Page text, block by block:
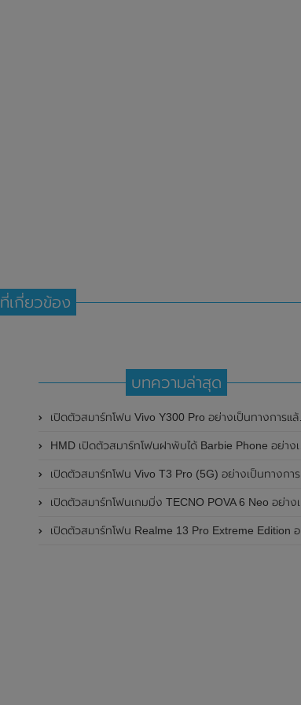
เกี่ยวข้อง
บทความล่าสุด
เปิดตัวสมาร์ทโฟน Vivo Y300 Pro อย่างเป็นทางการแล้วในประเทศจีน มาพร้อมดีไซน์พรีเมี่ยม ทนทาน และแบตเตอรี่สุดอึดขนาดใหญ่ 6,500mAh พร้อมรองรับการชาร์จไว 80W
HMD เปิดตัวสมาร์ทโฟนฝาพับได้ Barbie Phone อย่างเป็นทางการแล้ว มาพร้อมธีมสีชมพูสดใส
เปิดตัวสมาร์ทโฟน Vivo T3 Pro (5G) อย่างเป็นทางการแล้วในประเทศอินเดีย
เปิดตัวสมาร์ทโฟนเกมมิ่ง TECNO POVA 6 Neo อย่างเป็นทางการแล้วในประเทศไทย ในราคา 8,499 บาท
เปิดตัวสมาร์ทโฟน Realme 13 Pro Extreme Edition อย่างเป็นทางการแล้วในประเทศจีน